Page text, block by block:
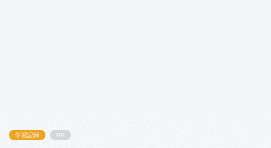
学習記録 PR